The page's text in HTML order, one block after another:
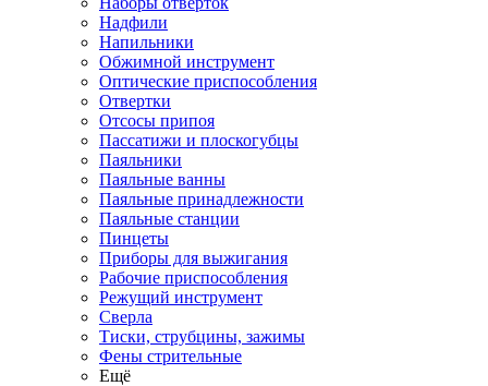
Надфили
Напильники
Обжимной инструмент
Оптические приспособления
Отвертки
Отсосы припоя
Пассатижи и плоскогубцы
Паяльники
Паяльные ванны
Паяльные принадлежности
Паяльные станции
Пинцеты
Приборы для выжигания
Рабочие приспособления
Режущий инструмент
Сверла
Тиски, струбцины, зажимы
Фены стрительные
Ещё